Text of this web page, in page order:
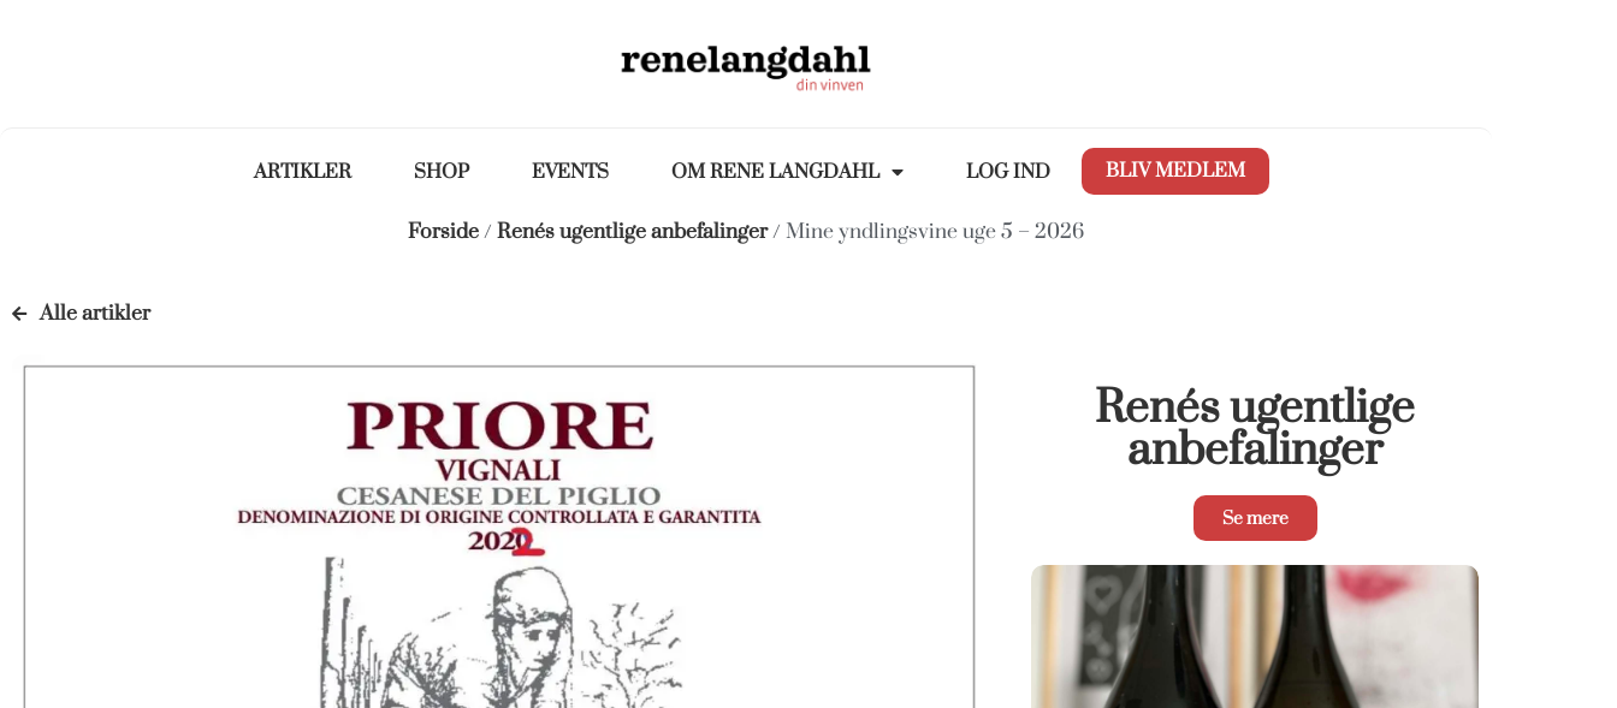
ARTIKLER SHOP EVENTS OM RENE LANGDAHL LOG IND BLIV MEDLEM
Forside/ Renés ugentlige anbefalinger/ Mine yndlingsvine uge 5 – 2026
Alle artikler
Renés ugentlige
anbefalinger
Se mere